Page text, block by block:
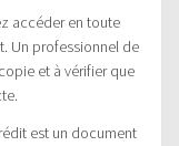
accéder en toute
Un professionnel de
et à vérifier que
est un document